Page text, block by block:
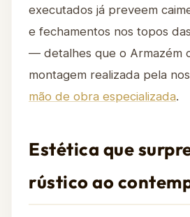
executados já preveem
e fechamentos nos topos
— detalhes que o Armazém
montagem realizada pela
mão de obra especializada.
Estética que
rústico ao